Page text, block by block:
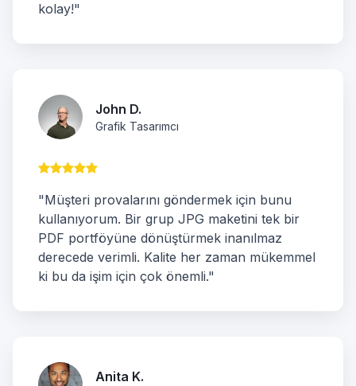
kolay!"
John D.
Grafik Tasarımcı
"Müşteri provalarını göndermek için bunu
kullanıyorum. Bir grup JPG maketini tek bir
PDF portföyüne dönüştürmek inanılmaz
derecede verimli. Kalite her zaman mükemmel
ki bu da işim için çok önemli."
Anita K.